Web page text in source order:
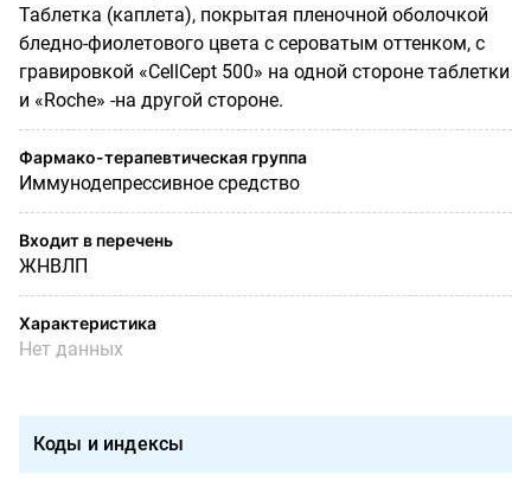
Таблетка (каплета), покрытая пленочной оболочкой
бледно-фиолетового цвета с сероватым оттенком, с
гравировкой «CellCept 500» на одной стороне таблетки
и «Roche» -на другой стороне.
Фармако-терапевтическая группа
Иммунодепрессивное средство
Входит в перечень
ЖНВЛП
Характеристика
Нет данных
Коды и индексы